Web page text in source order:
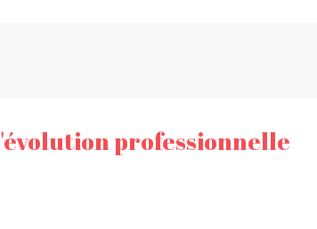
professionnelle